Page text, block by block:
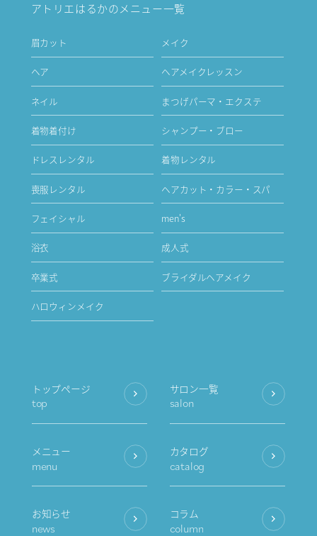
アトリエはるかのメニュー一覧
眉カット メイク
ヘア ヘアメイクレッスン
ネイル まつげパーマ・エクステ
着物着付け シャンプー・ブロー
ドレスレンタル 着物レンタル
喪服レンタル ヘアカット・カラー・スパ
フェイシャル men's
浴衣 成人式
卒業式 ブライダルヘアメイク
ハロウィンメイク
トップページ
top
サロン一覧
salon
メニュー
menu
カタログ
catalog
お知らせ
news
コラム
column